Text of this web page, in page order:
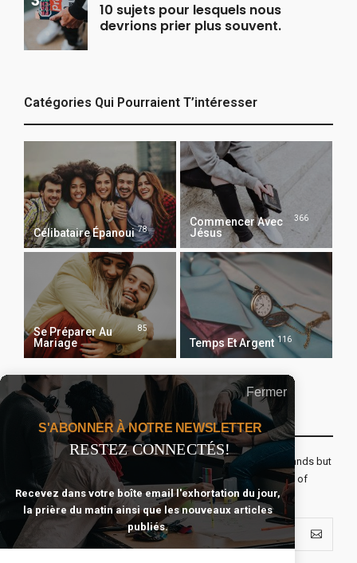
10 sujets pour lesquels nous
devrions prier plus souvent.
Catégories Qui Pourraient T’intéresser
Célibataire Épanoui 78
Commencer Avec
Jésus
366
Se Préparer Au
Mariage
85
Temps Et Argent 116
Recevoir Notre Newsletter Chaque Matin
The real voyage of discovery consists not in seeking new lands but
seeing with new eyes. All journeys have secret destinations of
which the traveler is unaware.
Fermer
S'ABONNER À NOTRE NEWSLETTER
RESTEZ CONNECTÉS!
Recevez dans votre boîte email l'exhortation du jour,
la prière du matin ainsi que les nouveaux articles
publiés.